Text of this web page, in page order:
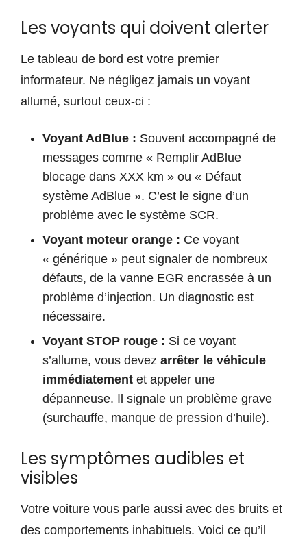
Les voyants qui doivent alerter
Le tableau de bord est votre premier
informateur. Ne négligez jamais un voyant
allumé, surtout ceux-ci :
Voyant AdBlue : Souvent accompagné de
messages comme « Remplir AdBlue
blocage dans XXX km » ou « Défaut
système AdBlue ». C’est le signe d’un
problème avec le système SCR.
Voyant moteur orange : Ce voyant
« générique » peut signaler de nombreux
défauts, de la vanne EGR encrassée à un
problème d’injection. Un diagnostic est
nécessaire.
Voyant STOP rouge : Si ce voyant
s’allume, vous devez arrêter le véhicule
immédiatement et appeler une
dépanneuse. Il signale un problème grave
(surchauffe, manque de pression d’huile).
Les symptômes audibles et
visibles
Votre voiture vous parle aussi avec des bruits et
des comportements inhabituels. Voici ce qu’il